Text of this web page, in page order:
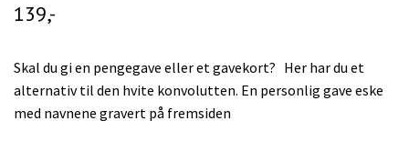
139,-
Skal du gi en pengegave eller et gavekort? Her har du et
alternativ til den hvite konvolutten. En personlig gave eske
med navnene gravert på fremsiden